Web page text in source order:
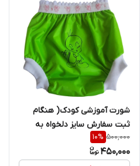
شورت آموزشی کودک( هنگام
ثبت سفارش سایز دلخواه به
پشتیبان سایت اعلام شود)
500,000
10%
450,000